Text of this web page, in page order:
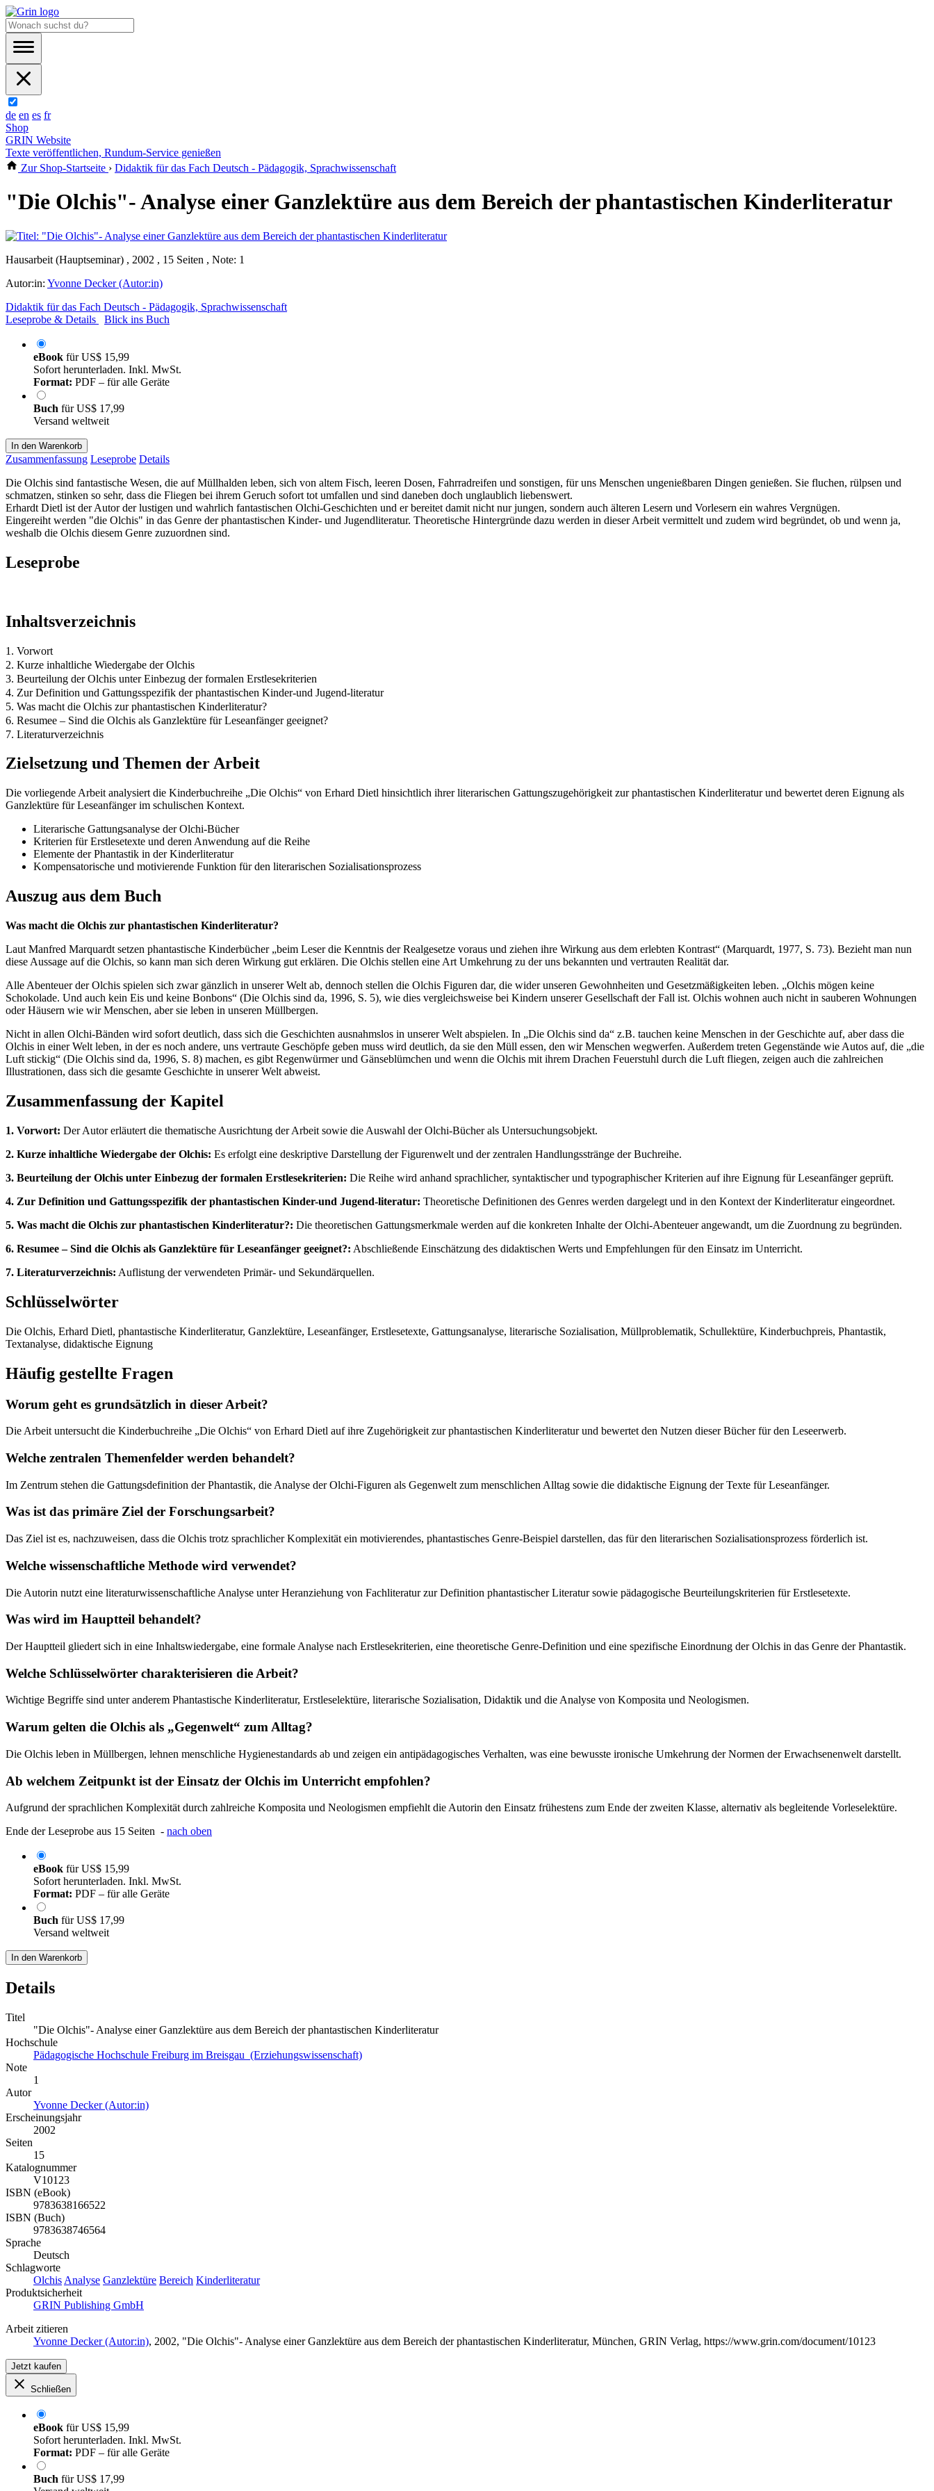
de en es fr
Shop
GRIN Website
Texte veröffentlichen, Rundum-Service genießen
Zur Shop-Startseite › Didaktik für das Fach Deutsch - Pädagogik, Sprachwissenschaft
"Die Olchis"- Analyse einer Ganzlektüre aus dem Bereich der phantastischen Kinderliteratur
Hausarbeit (Hauptseminar) , 2002 , 15 Seiten , Note: 1
Autor:in: Yvonne Decker (Autor:in)
Didaktik für das Fach Deutsch - Pädagogik, Sprachwissenschaft
Leseprobe & Details
Blick ins Buch
eBook fürUS$ 15,99
Sofort herunterladen. Inkl. MwSt.
Format: PDF – für alle Geräte
Buch fürUS$ 17,99
Versand weltweit
In den Warenkorb
Zusammenfassung Leseprobe Details
Die Olchis sind fantastische Wesen, die auf Müllhalden leben, sich von altem Fisch, leeren Dosen, Fahrradreifen und sonstigen, für uns Menschen ungenießbaren Dingen genießen. Sie fluchen, rülpsen und
schmatzen, stinken so sehr, dass die Fliegen bei ihrem Geruch sofort tot umfallen und sind daneben doch unglaublich liebenswert.
Erhardt Dietl ist der Autor der lustigen und wahrlich fantastischen Olchi-Geschichten und er bereitet damit nicht nur jungen, sondern auch älteren Lesern und Vorlesern ein wahres Vergnügen.
Eingereiht werden "die Olchis" in das Genre der phantastischen Kinder- und Jugendliteratur. Theoretische Hintergründe dazu werden in dieser Arbeit vermittelt und zudem wird begründet, ob und wenn ja,
weshalb die Olchis diesem Genre zuzuordnen sind.
Leseprobe
Inhaltsverzeichnis
1. Vorwort
2. Kurze inhaltliche Wiedergabe der Olchis
3. Beurteilung der Olchis unter Einbezug der formalen Erstlesekriterien
4. Zur Definition und Gattungsspezifik der phantastischen Kinder-und Jugend-literatur
5. Was macht die Olchis zur phantastischen Kinderliteratur?
6. Resumee – Sind die Olchis als Ganzlektüre für Leseanfänger geeignet?
7. Literaturverzeichnis
Zielsetzung und Themen der Arbeit
Die vorliegende Arbeit analysiert die Kinderbuchreihe „Die Olchis“ von Erhard Dietl hinsichtlich ihrer literarischen Gattungszugehörigkeit zur phantastischen Kinderliteratur und bewertet deren Eignung als
Ganzlektüre für Leseanfänger im schulischen Kontext.
Literarische Gattungsanalyse der Olchi-Bücher
Kriterien für Erstlesetexte und deren Anwendung auf die Reihe
Elemente der Phantastik in der Kinderliteratur
Kompensatorische und motivierende Funktion für den literarischen Sozialisationsprozess
Auszug aus dem Buch
Was macht die Olchis zur phantastischen Kinderliteratur?
Laut Manfred Marquardt setzen phantastische Kinderbücher „beim Leser die Kenntnis der Realgesetze voraus und ziehen ihre Wirkung aus dem erlebten Kontrast“ (Marquardt, 1977, S. 73). Bezieht man nun
diese Aussage auf die Olchis, so kann man sich deren Wirkung gut erklären. Die Olchis stellen eine Art Umkehrung zu der uns bekannten und vertrauten Realität dar.
Alle Abenteuer der Olchis spielen sich zwar gänzlich in unserer Welt ab, dennoch stellen die Olchis Figuren dar, die wider unseren Gewohnheiten und Gesetzmäßigkeiten leben. „Olchis mögen keine
Schokolade. Und auch kein Eis und keine Bonbons“ (Die Olchis sind da, 1996, S. 5), wie dies vergleichsweise bei Kindern unserer Gesellschaft der Fall ist. Olchis wohnen auch nicht in sauberen Wohnungen
oder Häusern wie wir Menschen, aber sie leben in unseren Müllbergen.
Nicht in allen Olchi-Bänden wird sofort deutlich, dass sich die Geschichten ausnahmslos in unserer Welt abspielen. In „Die Olchis sind da“ z.B. tauchen keine Menschen in der Geschichte auf, aber dass die
Olchis in einer Welt leben, in der es noch andere, uns vertraute Geschöpfe geben muss wird deutlich, da sie den Müll essen, den wir Menschen wegwerfen. Außerdem treten Gegenstände wie Autos auf, die „die
Luft stickig“ (Die Olchis sind da, 1996, S. 8) machen, es gibt Regenwürmer und Gänseblümchen und wenn die Olchis mit ihrem Drachen Feuerstuhl durch die Luft fliegen, zeigen auch die zahlreichen
Illustrationen, dass sich die gesamte Geschichte in unserer Welt abweist.
Zusammenfassung der Kapitel
1. Vorwort: Der Autor erläutert die thematische Ausrichtung der Arbeit sowie die Auswahl der Olchi-Bücher als Untersuchungsobjekt.
2. Kurze inhaltliche Wiedergabe der Olchis: Es erfolgt eine deskriptive Darstellung der Figurenwelt und der zentralen Handlungsstränge der Buchreihe.
3. Beurteilung der Olchis unter Einbezug der formalen Erstlesekriterien: Die Reihe wird anhand sprachlicher, syntaktischer und typographischer Kriterien auf ihre Eignung für Leseanfänger geprüft.
4. Zur Definition und Gattungsspezifik der phantastischen Kinder-und Jugend-literatur: Theoretische Definitionen des Genres werden dargelegt und in den Kontext der Kinderliteratur eingeordnet.
5. Was macht die Olchis zur phantastischen Kinderliteratur?: Die theoretischen Gattungsmerkmale werden auf die konkreten Inhalte der Olchi-Abenteuer angewandt, um die Zuordnung zu begründen.
6. Resumee – Sind die Olchis als Ganzlektüre für Leseanfänger geeignet?: Abschließende Einschätzung des didaktischen Werts und Empfehlungen für den Einsatz im Unterricht.
7. Literaturverzeichnis: Auflistung der verwendeten Primär- und Sekundärquellen.
Schlüsselwörter
Die Olchis, Erhard Dietl, phantastische Kinderliteratur, Ganzlektüre, Leseanfänger, Erstlesetexte, Gattungsanalyse, literarische Sozialisation, Müllproblematik, Schullektüre, Kinderbuchpreis, Phantastik,
Textanalyse, didaktische Eignung
Häufig gestellte Fragen
Worum geht es grundsätzlich in dieser Arbeit?
Die Arbeit untersucht die Kinderbuchreihe „Die Olchis“ von Erhard Dietl auf ihre Zugehörigkeit zur phantastischen Kinderliteratur und bewertet den Nutzen dieser Bücher für den Leseerwerb.
Welche zentralen Themenfelder werden behandelt?
Im Zentrum stehen die Gattungsdefinition der Phantastik, die Analyse der Olchi-Figuren als Gegenwelt zum menschlichen Alltag sowie die didaktische Eignung der Texte für Leseanfänger.
Was ist das primäre Ziel der Forschungsarbeit?
Das Ziel ist es, nachzuweisen, dass die Olchis trotz sprachlicher Komplexität ein motivierendes, phantastisches Genre-Beispiel darstellen, das für den literarischen Sozialisationsprozess förderlich ist.
Welche wissenschaftliche Methode wird verwendet?
Die Autorin nutzt eine literaturwissenschaftliche Analyse unter Heranziehung von Fachliteratur zur Definition phantastischer Literatur sowie pädagogische Beurteilungskriterien für Erstlesetexte.
Was wird im Hauptteil behandelt?
Der Hauptteil gliedert sich in eine Inhaltswiedergabe, eine formale Analyse nach Erstlesekriterien, eine theoretische Genre-Definition und eine spezifische Einordnung der Olchis in das Genre der Phantastik.
Welche Schlüsselwörter charakterisieren die Arbeit?
Wichtige Begriffe sind unter anderem Phantastische Kinderliteratur, Erstleselektüre, literarische Sozialisation, Didaktik und die Analyse von Komposita und Neologismen.
Warum gelten die Olchis als „Gegenwelt“ zum Alltag?
Die Olchis leben in Müllbergen, lehnen menschliche Hygienestandards ab und zeigen ein antipädagogisches Verhalten, was eine bewusste ironische Umkehrung der Normen der Erwachsenenwelt darstellt.
Ab welchem Zeitpunkt ist der Einsatz der Olchis im Unterricht empfohlen?
Aufgrund der sprachlichen Komplexität durch zahlreiche Komposita und Neologismen empfiehlt die Autorin den Einsatz frühestens zum Ende der zweiten Klasse, alternativ als begleitende Vorleselektüre.
Ende der Leseprobe aus 15 Seiten - nach oben
eBook fürUS$ 15,99
Sofort herunterladen. Inkl. MwSt.
Format: PDF – für alle Geräte
Buch fürUS$ 17,99
Versand weltweit
In den Warenkorb
Details
Titel
"Die Olchis"- Analyse einer Ganzlektüre aus dem Bereich der phantastischen Kinderliteratur
Hochschule
Pädagogische Hochschule Freiburg im Breisgau (Erziehungswissenschaft)
Note
1
Autor
Yvonne Decker (Autor:in)
Erscheinungsjahr
2002
Seiten
15
Katalognummer
V10123
ISBN (eBook)
9783638166522
ISBN (Buch)
9783638746564
Sprache
Deutsch
Schlagworte
Olchis Analyse Ganzlektüre Bereich Kinderliteratur
Produktsicherheit
GRIN Publishing GmbH
Arbeit zitieren
Yvonne Decker (Autor:in), 2002, "Die Olchis"- Analyse einer Ganzlektüre aus dem Bereich der phantastischen Kinderliteratur, München, GRIN Verlag, https://www.grin.com/document/10123
Jetzt kaufen
Schließen
eBook fürUS$ 15,99
Sofort herunterladen. Inkl. MwSt.
Format: PDF – für alle Geräte
Buch fürUS$ 17,99